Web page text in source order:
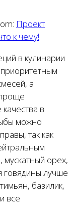
Проект
к чему!
в кулинарии
а
в
можно
так как
мускатный орех,
говядины лучше
базилик,
все